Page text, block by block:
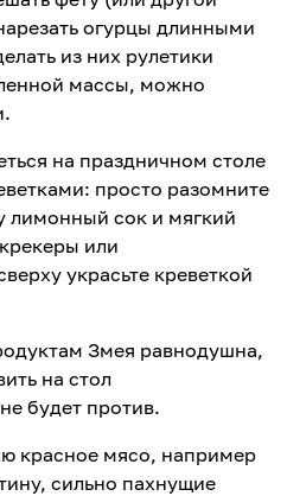
огурцы длинными
из них рулетики
массы, можно
на праздничном столе
просто разомните
лимонный сок и мягкий
или
украсьте креветкой
Змея равнодушна,
на стол
будет против.
красное мясо, например
сильно пахнущие